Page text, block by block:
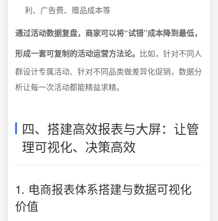
利、广告费、赠品成本等
通过活动数据复盘，商家可以将“试错”成本降到最低，
形成一套可复制的活动运营方法论。 比如，针对不同人
群设计专属活动、针对不同品类做差异化促销，数据分
析让每一次活动都能精益求精。
四、搭建高效报表与大屏：让管
理可视化、决策高效
1. 电商报表体系搭建与数据可视化
价值